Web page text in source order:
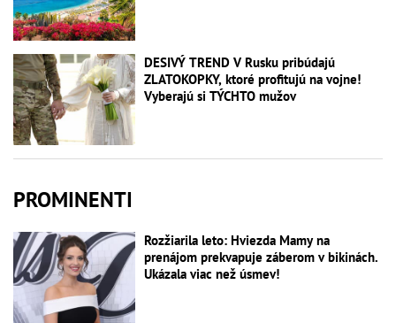
DESIVÝ TREND V Rusku pribúdajú
ZLATOKOPKY, ktoré profitujú na vojne!
Vyberajú si TÝCHTO mužov
PROMINENTI
Rozžiarila leto: Hviezda Mamy na
prenájom prekvapuje záberom v bikinách.
Ukázala viac než úsmev!